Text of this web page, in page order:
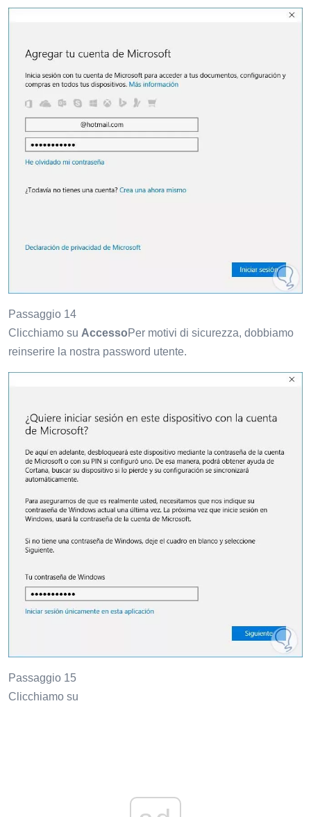
Passaggio 14
Clicchiamo su AccessoPer motivi di sicurezza, dobbiamo
reinserire la nostra password utente.
Passaggio 15
Clicchiamo su